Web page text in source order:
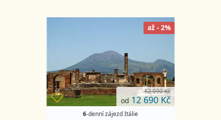
až - 2%
12 990 Kč
od 12 690 Kč
6-denní zájezd Itálie